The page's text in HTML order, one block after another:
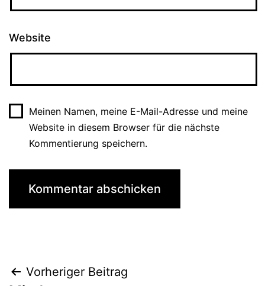
Website
Meinen Namen, meine E-Mail-Adresse und meine
Website in diesem Browser für die nächste
Kommentierung speichern.
Beitrags-
Vorheriger Beitrag